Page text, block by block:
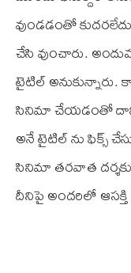
వుండడంతో
చేసి వుంచారు.
టైటిల్
సినిమా చేయడంతో దాన్ని
అనే టైటిల్ ను ఫిక్స్
సినిమా తరవాత
దీనిపై అందరిలో